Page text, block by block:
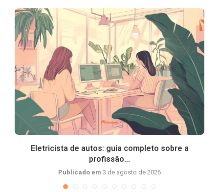
Eletricista de autos: guia completo sobre a
profissão...
Publicado em 3 de agosto de 2026